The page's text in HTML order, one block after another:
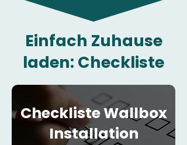
Einfach Zuhause
laden: Checkliste
Checkliste Wallbox
Installation